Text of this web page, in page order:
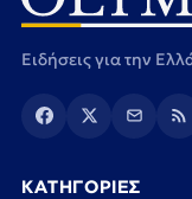
Ειδήσεις για την
ΚΑΤΗΓΟΡΙΕΣ